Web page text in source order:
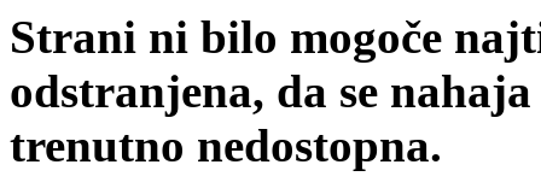
Strani ni bilo mogoče
odstranjena, da se
trenutno nedostopna.